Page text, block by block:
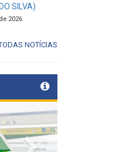
SILVA)
2026
NOTÍCIAS
Next